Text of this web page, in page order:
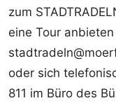
zum
eine Tour
oder sich
811 im Büro des